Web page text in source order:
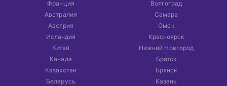
Франция
Австралия
Австрия
Исландия
Китай
Канада
Казахстан
Беларусь
Волгоград
Самара
Омск
Красноярск
Нижний Новгород
Братск
Брянск
Казань